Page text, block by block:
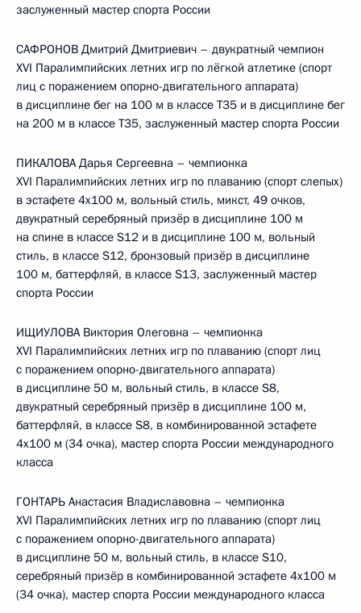
заслуженный мастер спорта России
САФРОНОВ Дмитрий Дмитриевич – двукратный чемпион
XVI Паралимпийских летних игр по лёгкой атлетике (спорт
лиц с поражением опорно-двигательного аппарата)
в дисциплине бег на 100 м в классе T35 и в дисциплине бег
на 200 м в классе T35, заслуженный мастер спорта России
ПИКАЛОВА Дарья Сергеевна – чемпионка
XVI Паралимпийских летних игр по плаванию (спорт слепых)
в эстафете 4х100 м, вольный стиль, микст, 49 очков,
двукратный серебряный призёр в дисциплине 100 м
на спине в классе S12 и в дисциплине 100 м, вольный
стиль, в классе S12, бронзовый призёр в дисциплине
100 м, баттерфляй, в классе S13, заслуженный мастер
спорта России
ИЩИУЛОВА Виктория Олеговна – чемпионка
XVI Паралимпийских летних игр по плаванию (спорт лиц
с поражением опорно-двигательного аппарата)
в дисциплине 50 м, вольный стиль, в классе S8,
двукратный серебряный призёр в дисциплине 100 м,
баттерфляй, в классе S8, в комбинированной эстафете
4х100 м (34 очка), мастер спорта России международного
класса
ГОНТАРЬ Анастасия Владиславовна – чемпионка
XVI Паралимпийских летних игр по плаванию (спорт лиц
с поражением опорно-двигательного аппарата)
в дисциплине 50 м, вольный стиль, в классе S10,
серебряный призёр в комбинированной эстафете 4х100 м
(34 очка), мастер спорта России международного класса